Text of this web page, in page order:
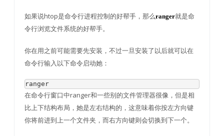
如果说htop是命令行进程控制的好帮手，那么ranger就是命
令行浏览文件系统的好帮手。
你在用之前可能需要先安装，不过一旦安装了以后就可以在
命令行输入以下命令启动她：
ranger
在命令行窗口中ranger和一些别的文件管理器很像，但是相
比上下结构布局，她是左右结构的，这意味着你按左方向键
你将前进到上一个文件夹，而右方向键则会切换到下一个。